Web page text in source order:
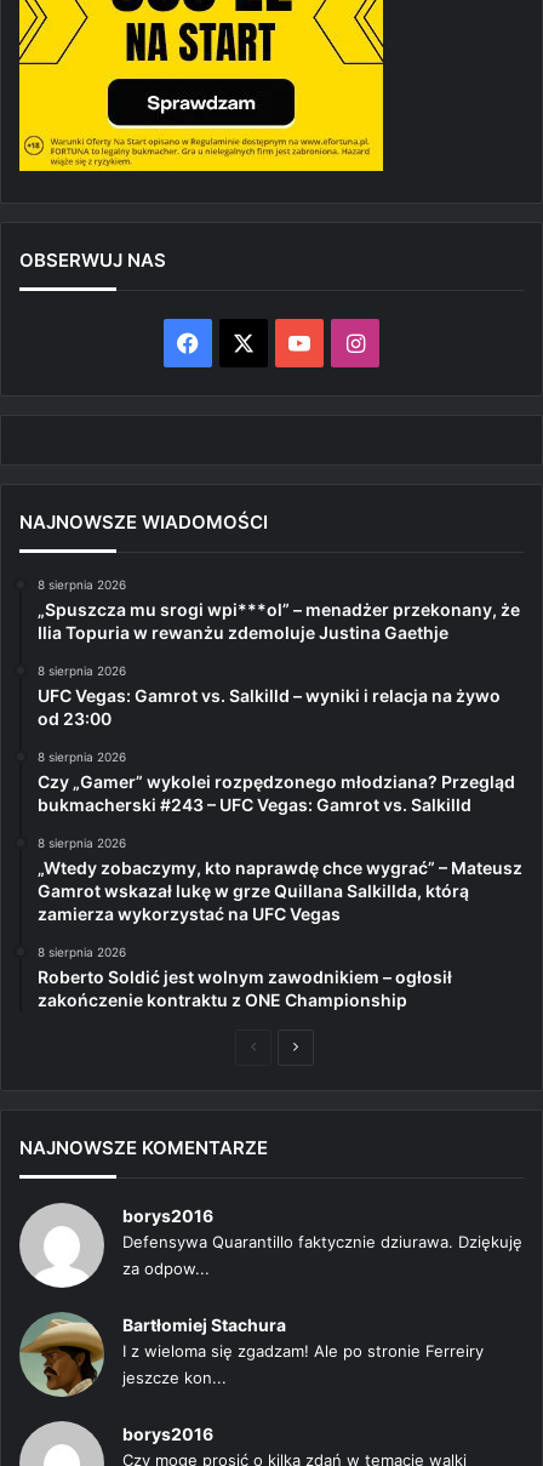
OBSERWUJ NAS
Facebook YouTubeInstagram
NAJNOWSZE WIADOMOŚCI
8 sierpnia 2026
„Spuszcza mu srogi wpi***ol” – menadżer przekonany, że
Ilia Topuria w rewanżu zdemoluje Justina Gaethje
8 sierpnia 2026
UFC Vegas: Gamrot vs. Salkilld – wyniki i relacja na żywo
od 23:00
8 sierpnia 2026
Czy „Gamer” wykolei rozpędzonego młodziana? Przegląd
bukmacherski #243 – UFC Vegas: Gamrot vs. Salkilld
8 sierpnia 2026
„Wtedy zobaczymy, kto naprawdę chce wygrać” – Mateusz
Gamrot wskazał lukę w grze Quillana Salkillda, którą
zamierza wykorzystać na UFC Vegas
8 sierpnia 2026
Roberto Soldić jest wolnym zawodnikiem – ogłosił
zakończenie kontraktu z ONE Championship
PoprzedniaNastępna
NAJNOWSZE KOMENTARZE
borys2016
Defensywa Quarantillo faktycznie dziurawa. Dziękuję
za odpow...
Bartłomiej Stachura
I z wieloma się zgadzam! Ale po stronie Ferreiry
jeszcze kon...
borys2016
Czy mogę prosić o kilka zdań w temacie walki